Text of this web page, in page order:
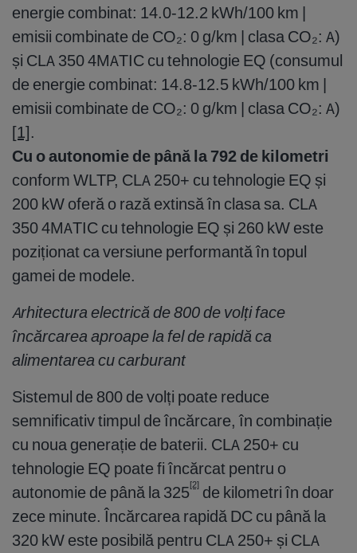
energie combinat: 14.0-12.2 kWh/100 km |
emisii combinate de CO₂: 0 g/km | clasa CO₂: A)
și CLA 350 4MATIC cu tehnologie EQ (consumul
de energie combinat: 14.8-12.5 kWh/100 km |
emisii combinate de CO₂: 0 g/km | clasa CO₂: A)
[1].
Cu o autonomie de până la 792 de kilometri
conform WLTP, CLA 250+ cu tehnologie EQ și
200 kW oferă o rază extinsă în clasa sa. CLA
350 4MATIC cu tehnologie EQ și 260 kW este
poziționat ca versiune performantă în topul
gamei de modele.
Arhitectura electrică de 800 de volți face
încărcarea aproape la fel de rapidă ca
alimentarea cu carburant
Sistemul de 800 de volți poate reduce
semnificativ timpul de încărcare, în combinație
cu noua generație de baterii. CLA 250+ cu
tehnologie EQ poate fi încărcat pentru o
autonomie de până la 325[2] de kilometri în doar
zece minute. Încărcarea rapidă DC cu până la
320 kW este posibilă pentru CLA 250+ și CLA